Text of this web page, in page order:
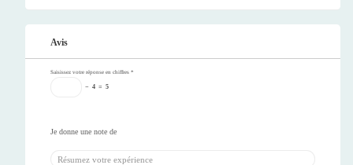
Avis
Saisissez votre réponse en chiffres *
− 4 = 5